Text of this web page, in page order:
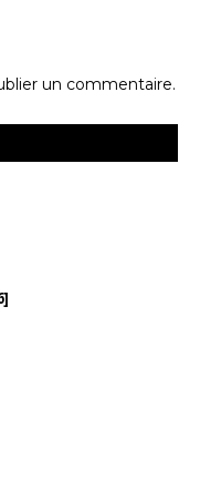
un commentaire.